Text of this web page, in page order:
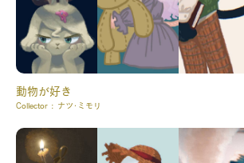
動物が好き
Collector : ナツ･ミモリ